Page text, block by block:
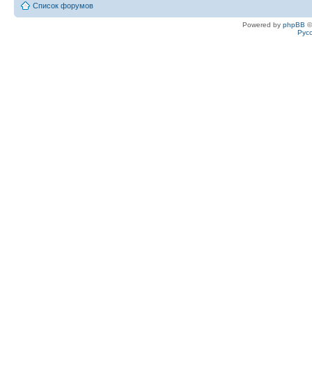
Список форумов
Powered by phpBB